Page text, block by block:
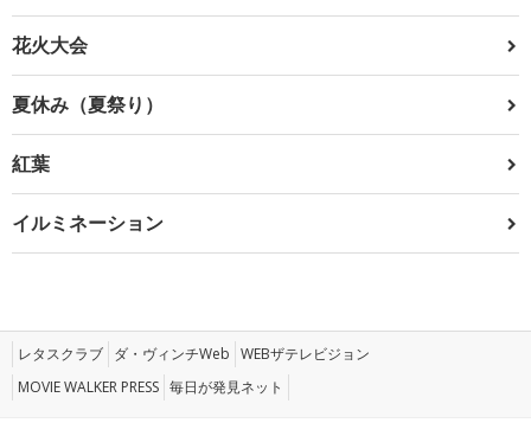
花火大会
夏休み（夏祭り）
紅葉
イルミネーション
レタスクラブ ダ・ヴィンチWeb WEBザテレビジョン
MOVIE WALKER PRESS 毎日が発見ネット